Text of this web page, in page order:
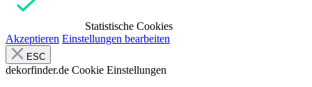
Statistische Cookies
Akzeptieren Einstellungen bearbeiten
ESC
dekorfinder.de Cookie Einstellungen